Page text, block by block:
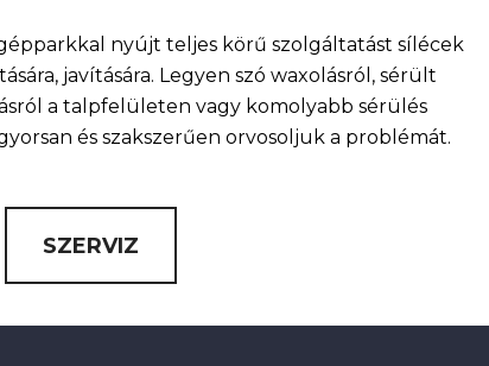
nyújt teljes körű szolgáltatást sílécek
javítására. Legyen szó waxolásról, sérült
a talpfelületen vagy komolyabb sérülés
és szakszerűen orvosoljuk a problémát.
SZERVIZ